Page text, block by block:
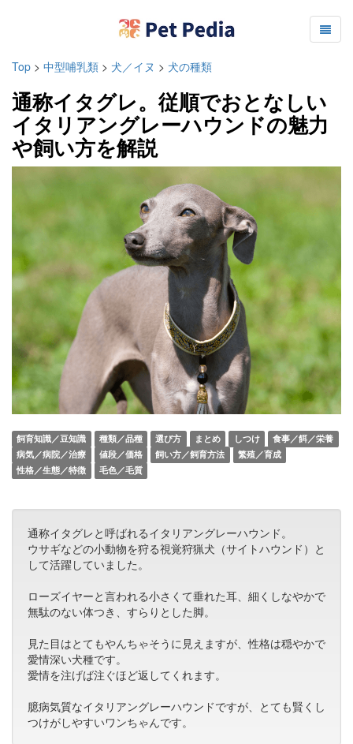
Top > 中型哺乳類 > 犬／イヌ > 犬の種類
通称イタグレ。従順でおとなしい
イタリアングレーハウンドの魅力
や飼い方を解説
飼育知識／豆知識 種類／品種 選び方 まとめ しつけ
食事／餌／栄養
病気／病院／治療
値段／価格 飼い方／飼育方法
繁殖／育成
性格／生態／特徴
毛色／毛質
通称イタグレと呼ばれるイタリアングレーハウンド。
ウサギなどの小動物を狩る視覚狩猟犬（サイトハウンド）と
して活躍していました。
ローズイヤーと言われる小さくて垂れた耳、細くしなやかで
無駄のない体つき、すらりとした脚。
見た目はとてもやんちゃそうに見えますが、性格は穏やかで
愛情深い犬種です。
愛情を注げば注ぐほど返してくれます。
臆病気質なイタリアングレーハウンドですが、とても賢くし
つけがしやすいワンちゃんです。